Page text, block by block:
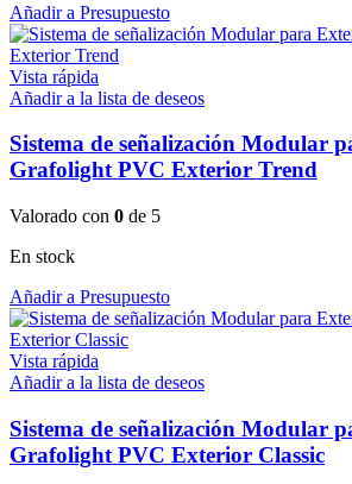
Añadir a Presupuesto
Vista rápida
Añadir a la lista de deseos
Sistema de señalización Modular
Grafolight PVC Exterior Trend
Valorado con 0 de 5
En stock
Añadir a Presupuesto
Vista rápida
Añadir a la lista de deseos
Sistema de señalización Modular
Grafolight PVC Exterior Classic